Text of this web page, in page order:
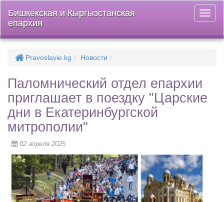
меню
Бишкекская и Кыргызстанская
епархия
Pravoslavie.kg Новости
Паломнический отдел епархии
приглашает в поездку "Царские
дни в Екатеринбургской
митрополии"
02 апреля 2025